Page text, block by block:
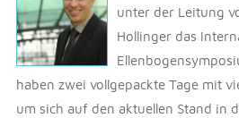
unter der Leitung
Hollinger das
haben zwei vollgepackte Tage mit
um sich auf den aktuellen Stand in